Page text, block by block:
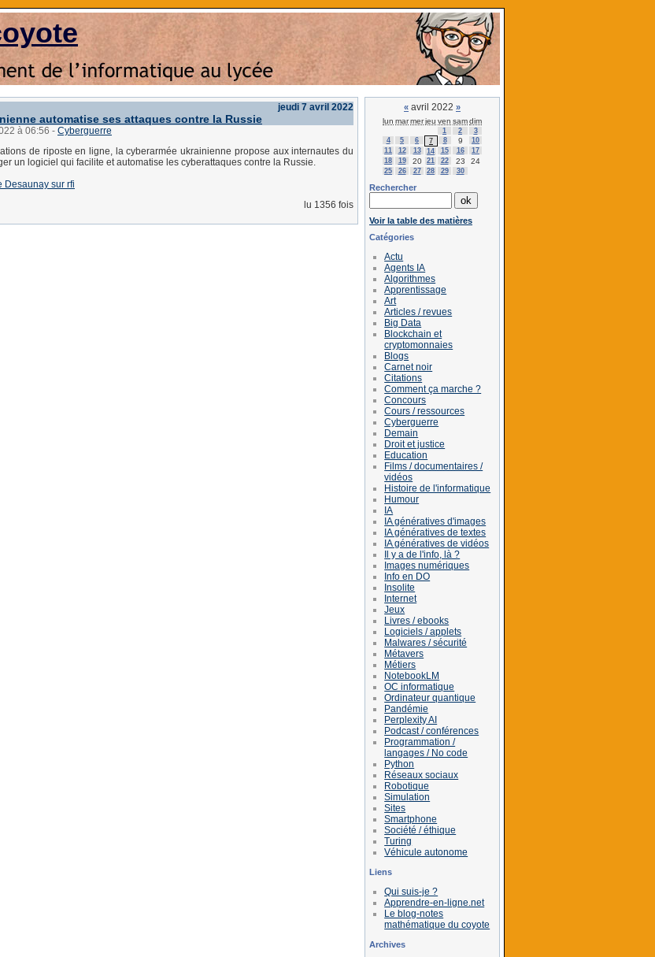
jeudi 7 avril 2022
automatise ses attaques contre la Russie
à 06:56 - Cyberguerre
de riposte en ligne, la cyberarmée ukrainienne propose aux internautes du
un logiciel qui facilite et automatise les cyberattaques contre la Russie.
Desaunay sur rfi
lu 1356 fois
« avril 2022 »
lun marmerjeu ven samdim
1 2
3
4
5 6 7 8 9
10
11
12 13 14 15 16
17
18
19 20 21 22 23 24
25 26 27 28 29 30
Rechercher
Voir la table des matières
Catégories
Actu
Agents IA
Algorithmes
Apprentissage
Art
Articles / revues
Big Data
Blockchain et
cryptomonnaies
Blogs
Carnet noir
Citations
Comment ça marche ?
Concours
Cours / ressources
Cyberguerre
Demain
Droit et justice
Education
Films / documentaires /
vidéos
Histoire de l'informatique
Humour
IA
IA génératives d'images
IA génératives de textes
IA génératives de vidéos
Il y a de l'info, là ?
Images numériques
Info en DO
Insolite
Internet
Jeux
Livres / ebooks
Logiciels / applets
Malwares / sécurité
Métavers
Métiers
NotebookLM
OC informatique
Ordinateur quantique
Pandémie
Perplexity AI
Podcast / conférences
Programmation /
langages / No code
Python
Réseaux sociaux
Robotique
Simulation
Sites
Smartphone
Société / éthique
Turing
Véhicule autonome
Liens
Qui suis-je ?
Apprendre-en-ligne.net
Le blog-notes
mathématique du coyote
Archives